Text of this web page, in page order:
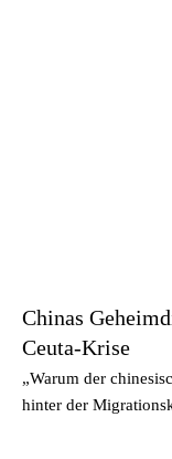
Chinas
Ceuta-Krise
„Warum der
hinter der